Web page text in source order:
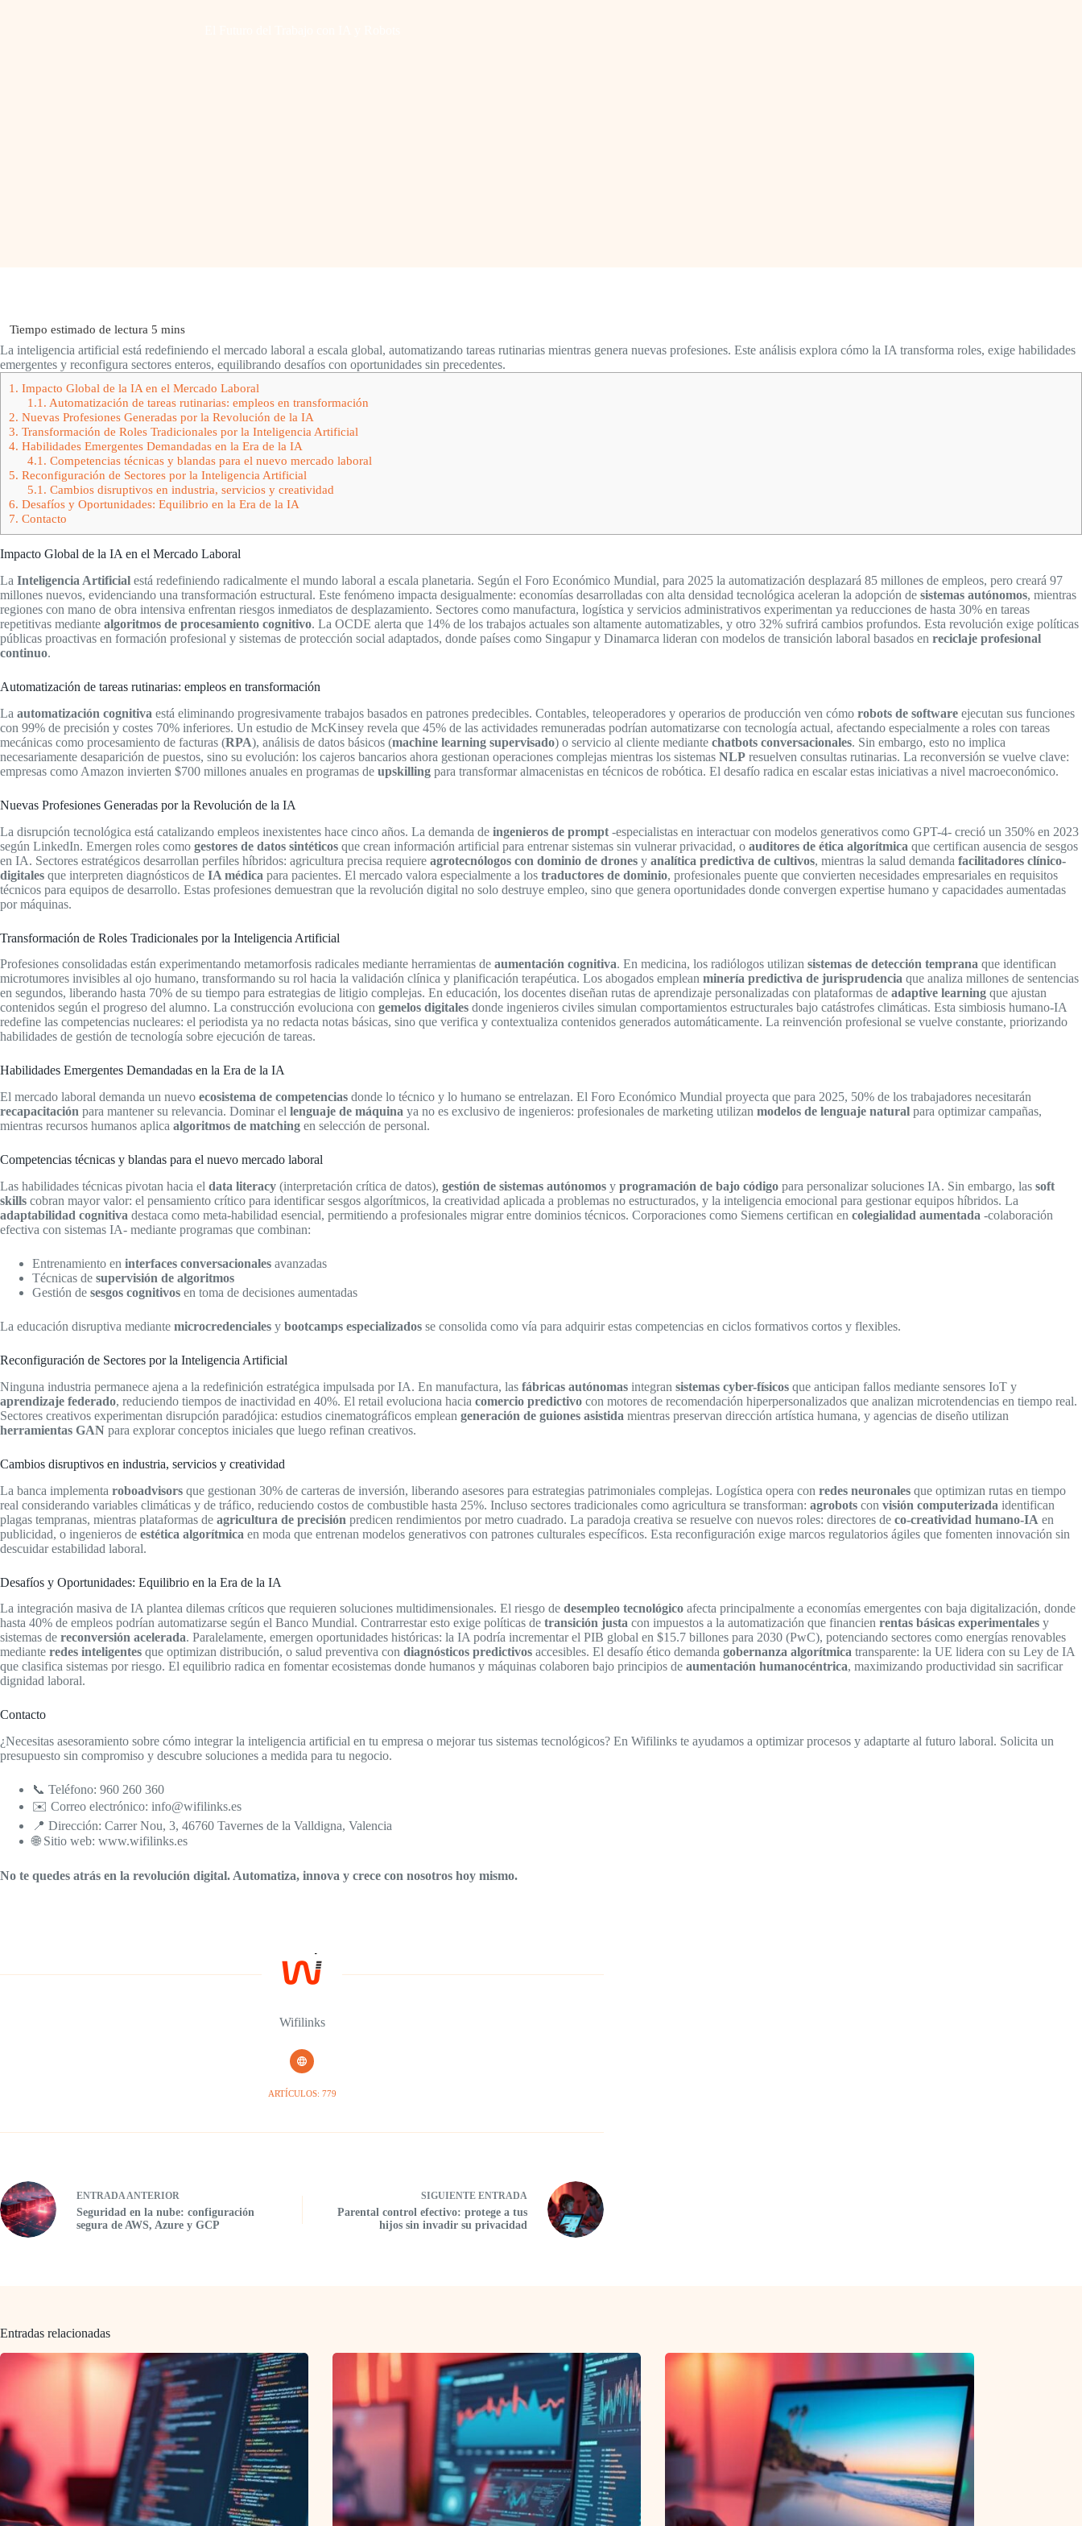
La inteligencia artificial está redefiniendo el mercado laboral a escala global, automatizando tareas rutinarias mientras genera nuevas profesiones. Este análisis explora cómo la IA transforma roles, exige habilidades
emergentes y reconfigura sectores enteros, equilibrando desafíos con oportunidades sin precedentes.
1. Impacto Global de la IA en el Mercado Laboral
1.1. Automatización de tareas rutinarias: empleos en transformación
2. Nuevas Profesiones Generadas por la Revolución de la IA
3. Transformación de Roles Tradicionales por la Inteligencia Artificial
4. Habilidades Emergentes Demandadas en la Era de la IA
4.1. Competencias técnicas y blandas para el nuevo mercado laboral
5. Reconfiguración de Sectores por la Inteligencia Artificial
5.1. Cambios disruptivos en industria, servicios y creatividad
6. Desafíos y Oportunidades: Equilibrio en la Era de la IA
7. Contacto
Impacto Global de la IA en el Mercado Laboral
La Inteligencia Artificial está redefiniendo radicalmente el mundo laboral a escala planetaria. Según el Foro Económico Mundial, para 2025 la automatización desplazará 85 millones de empleos, pero creará 97
millones nuevos, evidenciando una transformación estructural. Este fenómeno impacta desigualmente: economías desarrolladas con alta densidad tecnológica aceleran la adopción de sistemas autónomos, mientras
regiones con mano de obra intensiva enfrentan riesgos inmediatos de desplazamiento. Sectores como manufactura, logística y servicios administrativos experimentan ya reducciones de hasta 30% en tareas
repetitivas mediante algoritmos de procesamiento cognitivo. La OCDE alerta que 14% de los trabajos actuales son altamente automatizables, y otro 32% sufrirá cambios profundos. Esta revolución exige políticas
públicas proactivas en formación profesional y sistemas de protección social adaptados, donde países como Singapur y Dinamarca lideran con modelos de transición laboral basados en reciclaje profesional
continuo.
Automatización de tareas rutinarias: empleos en transformación
La automatización cognitiva está eliminando progresivamente trabajos basados en patrones predecibles. Contables, teleoperadores y operarios de producción ven cómo robots de software ejecutan sus funciones
con 99% de precisión y costes 70% inferiores. Un estudio de McKinsey revela que 45% de las actividades remuneradas podrían automatizarse con tecnología actual, afectando especialmente a roles con tareas
mecánicas como procesamiento de facturas (RPA), análisis de datos básicos (machine learning supervisado) o servicio al cliente mediante chatbots conversacionales. Sin embargo, esto no implica
necesariamente desaparición de puestos, sino su evolución: los cajeros bancarios ahora gestionan operaciones complejas mientras los sistemas NLP resuelven consultas rutinarias. La reconversión se vuelve clave:
empresas como Amazon invierten $700 millones anuales en programas de upskilling para transformar almacenistas en técnicos de robótica. El desafío radica en escalar estas iniciativas a nivel macroeconómico.
Nuevas Profesiones Generadas por la Revolución de la IA
La disrupción tecnológica está catalizando empleos inexistentes hace cinco años. La demanda de ingenieros de prompt -especialistas en interactuar con modelos generativos como GPT-4- creció un 350% en 2023
según LinkedIn. Emergen roles como gestores de datos sintéticos que crean información artificial para entrenar sistemas sin vulnerar privacidad, o auditores de ética algorítmica que certifican ausencia de sesgos
en IA. Sectores estratégicos desarrollan perfiles híbridos: agricultura precisa requiere agrotecnólogos con dominio de drones y analítica predictiva de cultivos, mientras la salud demanda facilitadores clínico-
digitales que interpreten diagnósticos de IA médica para pacientes. El mercado valora especialmente a los traductores de dominio, profesionales puente que convierten necesidades empresariales en requisitos
técnicos para equipos de desarrollo. Estas profesiones demuestran que la revolución digital no solo destruye empleo, sino que genera oportunidades donde convergen expertise humano y capacidades aumentadas
por máquinas.
Transformación de Roles Tradicionales por la Inteligencia Artificial
Profesiones consolidadas están experimentando metamorfosis radicales mediante herramientas de aumentación cognitiva. En medicina, los radiólogos utilizan sistemas de detección temprana que identifican
microtumores invisibles al ojo humano, transformando su rol hacia la validación clínica y planificación terapéutica. Los abogados emplean minería predictiva de jurisprudencia que analiza millones de sentencias
en segundos, liberando hasta 70% de su tiempo para estrategias de litigio complejas. En educación, los docentes diseñan rutas de aprendizaje personalizadas con plataformas de adaptive learning que ajustan
contenidos según el progreso del alumno. La construcción evoluciona con gemelos digitales donde ingenieros civiles simulan comportamientos estructurales bajo catástrofes climáticas. Esta simbiosis humano-IA
redefine las competencias nucleares: el periodista ya no redacta notas básicas, sino que verifica y contextualiza contenidos generados automáticamente. La reinvención profesional se vuelve constante, priorizando
habilidades de gestión de tecnología sobre ejecución de tareas.
Habilidades Emergentes Demandadas en la Era de la IA
El mercado laboral demanda un nuevo ecosistema de competencias donde lo técnico y lo humano se entrelazan. El Foro Económico Mundial proyecta que para 2025, 50% de los trabajadores necesitarán
recapacitación para mantener su relevancia. Dominar el lenguaje de máquina ya no es exclusivo de ingenieros: profesionales de marketing utilizan modelos de lenguaje natural para optimizar campañas,
mientras recursos humanos aplica algoritmos de matching en selección de personal.
Competencias técnicas y blandas para el nuevo mercado laboral
Las habilidades técnicas pivotan hacia el data literacy (interpretación crítica de datos), gestión de sistemas autónomos y programación de bajo código para personalizar soluciones IA. Sin embargo, las soft
skills cobran mayor valor: el pensamiento crítico para identificar sesgos algorítmicos, la creatividad aplicada a problemas no estructurados, y la inteligencia emocional para gestionar equipos híbridos. La
adaptabilidad cognitiva destaca como meta-habilidad esencial, permitiendo a profesionales migrar entre dominios técnicos. Corporaciones como Siemens certifican en colegialidad aumentada -colaboración
efectiva con sistemas IA- mediante programas que combinan:
Entrenamiento en interfaces conversacionales avanzadas
Técnicas de supervisión de algoritmos
Gestión de sesgos cognitivos en toma de decisiones aumentadas
La educación disruptiva mediante microcredenciales y bootcamps especializados se consolida como vía para adquirir estas competencias en ciclos formativos cortos y flexibles.
Reconfiguración de Sectores por la Inteligencia Artificial
Ninguna industria permanece ajena a la redefinición estratégica impulsada por IA. En manufactura, las fábricas autónomas integran sistemas cyber-físicos que anticipan fallos mediante sensores IoT y
aprendizaje federado, reduciendo tiempos de inactividad en 40%. El retail evoluciona hacia comercio predictivo con motores de recomendación hiperpersonalizados que analizan microtendencias en tiempo real.
Sectores creativos experimentan disrupción paradójica: estudios cinematográficos emplean generación de guiones asistida mientras preservan dirección artística humana, y agencias de diseño utilizan
herramientas GAN para explorar conceptos iniciales que luego refinan creativos.
Cambios disruptivos en industria, servicios y creatividad
La banca implementa roboadvisors que gestionan 30% de carteras de inversión, liberando asesores para estrategias patrimoniales complejas. Logística opera con redes neuronales que optimizan rutas en tiempo
real considerando variables climáticas y de tráfico, reduciendo costos de combustible hasta 25%. Incluso sectores tradicionales como agricultura se transforman: agrobots con visión computerizada identifican
plagas tempranas, mientras plataformas de agricultura de precisión predicen rendimientos por metro cuadrado. La paradoja creativa se resuelve con nuevos roles: directores de co-creatividad humano-IA en
publicidad, o ingenieros de estética algorítmica en moda que entrenan modelos generativos con patrones culturales específicos. Esta reconfiguración exige marcos regulatorios ágiles que fomenten innovación sin
descuidar estabilidad laboral.
Desafíos y Oportunidades: Equilibrio en la Era de la IA
La integración masiva de IA plantea dilemas críticos que requieren soluciones multidimensionales. El riesgo de desempleo tecnológico afecta principalmente a economías emergentes con baja digitalización, donde
hasta 40% de empleos podrían automatizarse según el Banco Mundial. Contrarrestar esto exige políticas de transición justa con impuestos a la automatización que financien rentas básicas experimentales y
sistemas de reconversión acelerada. Paralelamente, emergen oportunidades históricas: la IA podría incrementar el PIB global en $15.7 billones para 2030 (PwC), potenciando sectores como energías renovables
mediante redes inteligentes que optimizan distribución, o salud preventiva con diagnósticos predictivos accesibles. El desafío ético demanda gobernanza algorítmica transparente: la UE lidera con su Ley de IA
que clasifica sistemas por riesgo. El equilibrio radica en fomentar ecosistemas donde humanos y máquinas colaboren bajo principios de aumentación humanocéntrica, maximizando productividad sin sacrificar
dignidad laboral.
Contacto
¿Necesitas asesoramiento sobre cómo integrar la inteligencia artificial en tu empresa o mejorar tus sistemas tecnológicos? En Wifilinks te ayudamos a optimizar procesos y adaptarte al futuro laboral. Solicita un
presupuesto sin compromiso y descubre soluciones a medida para tu negocio.
📞 Teléfono: 960 260 360
✉️ Correo electrónico: info@wifilinks.es
📍 Dirección: Carrer Nou, 3, 46760 Tavernes de la Valldigna, Valencia
🌐 Sitio web: www.wifilinks.es
No te quedes atrás en la revolución digital. Automatiza, innova y crece con nosotros hoy mismo.
Wifilinks
ARTÍCULOS: 779
ENTRADA ANTERIOR
Seguridad en la nube: configuración
segura de AWS, Azure y GCP
SIGUIENTE ENTRADA
Parental control efectivo: protege a tus
hijos sin invadir su privacidad
Entradas relacionadas